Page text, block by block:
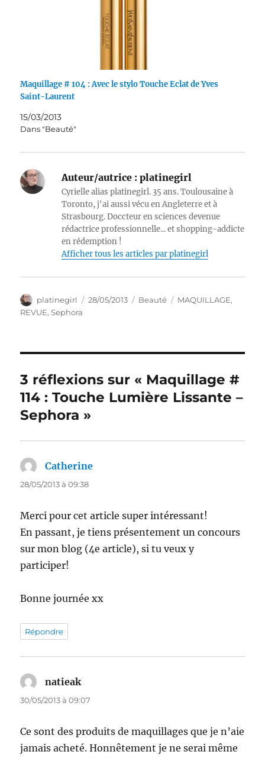
Maquillage # 104 : Avec le stylo Touche Eclat de Yves
Saint-Laurent
15/03/2013
Dans "Beauté"
Auteur/autrice : platinegirl
Cyrielle alias platinegirl. 35 ans. Toulousaine à
Toronto, j'ai aussi vécu en Angleterre et à
Strasbourg. Doccteur en sciences devenue
rédactrice professionnelle... et shopping-addicte
en rédemption !
Afficher tous les articles par platinegirl
Auteur
platinegirl
Publié
28/05/2013 Catégories
Beauté Étiquettes
MAQUILLAGE,
REVUE,Sephora
3 réflexions sur « Maquillage #
114 : Touche Lumière Lissante –
Sephora »
Catherine
28/05/2013 à 09:38
Merci pour cet article super intéressant!
En passant, je tiens présentement un concours
sur mon blog (4e article), si tu veux y
participer!
Bonne journée xx
Répondre
natieakdit :
30/05/2013 à 09:07
Ce sont des produits de maquillages que je n’aie
jamais acheté. Honnêtement je ne serai même